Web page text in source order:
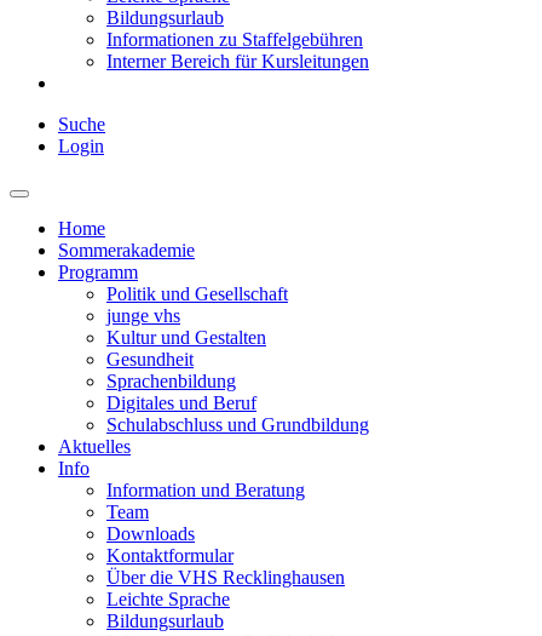
Bildungsurlaub
Informationen zu Staffelgebühren
Interner Bereich für Kursleitungen
Suche
Login
Home
Sommerakademie
Programm
Politik und Gesellschaft
junge vhs
Kultur und Gestalten
Gesundheit
Sprachenbildung
Digitales und Beruf
Schulabschluss und Grundbildung
Aktuelles
Info
Information und Beratung
Team
Downloads
Kontaktformular
Über die VHS Recklinghausen
Leichte Sprache
Bildungsurlaub